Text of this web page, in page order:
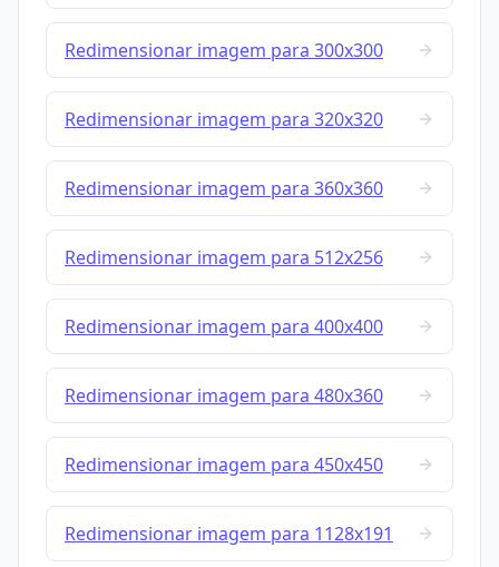
Redimensionar imagem para 300x300
Redimensionar imagem para 320x320
Redimensionar imagem para 360x360
Redimensionar imagem para 512x256
Redimensionar imagem para 400x400
Redimensionar imagem para 480x360
Redimensionar imagem para 450x450
Redimensionar imagem para 1128x191